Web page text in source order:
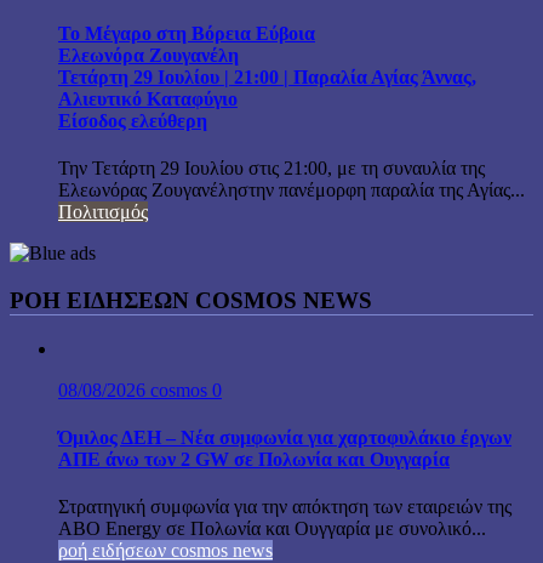
Το Μέγαρο στη Βόρεια Εύβοια
Ελεωνόρα Ζουγανέλη
Τετάρτη 29 Ιουλίου | 21:00 | Παραλία Αγίας Άννας,
Αλιευτικό Καταφύγιο
Είσοδος ελεύθερη
Την Τετάρτη 29 Ιουλίου στις 21:00, με τη συναυλία της
Ελεωνόρας Ζουγανέληστην πανέμορφη παραλία της Αγίας...
Πολιτισμός
ΡΟΗ ΕΙΔΗΣΕΩΝ COSMOS NEWS
08/08/2026 cosmos 0
Όμιλος ΔΕΗ – Νέα συμφωνία για χαρτοφυλάκιο έργων
ΑΠΕ άνω των 2 GW σε Πολωνία και Ουγγαρία
Στρατηγική συμφωνία για την απόκτηση των εταιρειών της
ABO Energy σε Πολωνία και Ουγγαρία με συνολικό...
ροή ειδήσεων cosmos news